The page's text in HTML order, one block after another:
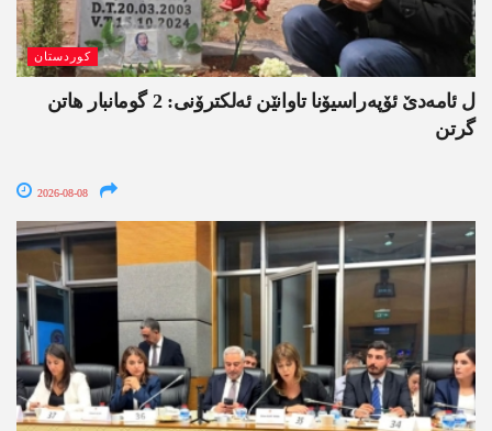
کوردستان
ل ئامەدێ ئۆپەراسیۆنا تاوانێن ئەلکترۆنی: 2 گومانبار ھاتن
گرتن
2026-08-08